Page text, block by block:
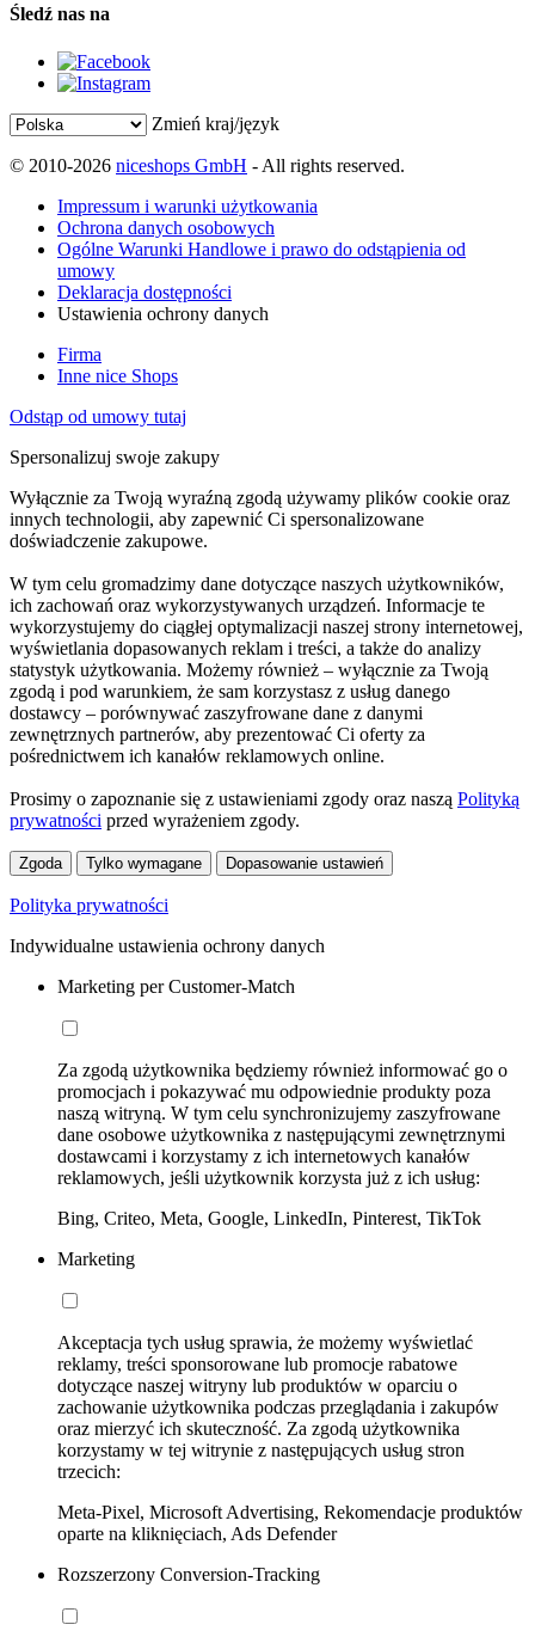
Śledź nas na
Zmień kraj/język
© 2010-2026 niceshops GmbH - All rights reserved.
Impressum i warunki użytkowania
Ochrona danych osobowych
Ogólne Warunki Handlowe i prawo do odstąpienia od
umowy
Deklaracja dostępności
Ustawienia ochrony danych
Firma
Inne nice Shops
Odstąp od umowy tutaj
Spersonalizuj swoje zakupy
Wyłącznie za Twoją wyraźną zgodą używamy plików cookie oraz
innych technologii, aby zapewnić Ci spersonalizowane
doświadczenie zakupowe.
W tym celu gromadzimy dane dotyczące naszych użytkowników,
ich zachowań oraz wykorzystywanych urządzeń. Informacje te
wykorzystujemy do ciągłej optymalizacji naszej strony internetowej,
wyświetlania dopasowanych reklam i treści, a także do analizy
statystyk użytkowania. Możemy również – wyłącznie za Twoją
zgodą i pod warunkiem, że sam korzystasz z usług danego
dostawcy – porównywać zaszyfrowane dane z danymi
zewnętrznych partnerów, aby prezentować Ci oferty za
pośrednictwem ich kanałów reklamowych online.
Prosimy o zapoznanie się z ustawieniami zgody oraz naszą Polityką
prywatności przed wyrażeniem zgody.
Zgoda Tylko wymagane Dopasowanie ustawień
Polityka prywatności
Indywidualne ustawienia ochrony danych
Marketing per Customer-Match
Za zgodą użytkownika będziemy również informować go o
promocjach i pokazywać mu odpowiednie produkty poza
naszą witryną. W tym celu synchronizujemy zaszyfrowane
dane osobowe użytkownika z następującymi zewnętrznymi
dostawcami i korzystamy z ich internetowych kanałów
reklamowych, jeśli użytkownik korzysta już z ich usług:
Bing, Criteo, Meta, Google, LinkedIn, Pinterest, TikTok
Marketing
Akceptacja tych usług sprawia, że możemy wyświetlać
reklamy, treści sponsorowane lub promocje rabatowe
dotyczące naszej witryny lub produktów w oparciu o
zachowanie użytkownika podczas przeglądania i zakupów
oraz mierzyć ich skuteczność. Za zgodą użytkownika
korzystamy w tej witrynie z następujących usług stron
trzecich:
Meta-Pixel, Microsoft Advertising, Rekomendacje produktów
oparte na kliknięciach, Ads Defender
Rozszerzony Conversion-Tracking